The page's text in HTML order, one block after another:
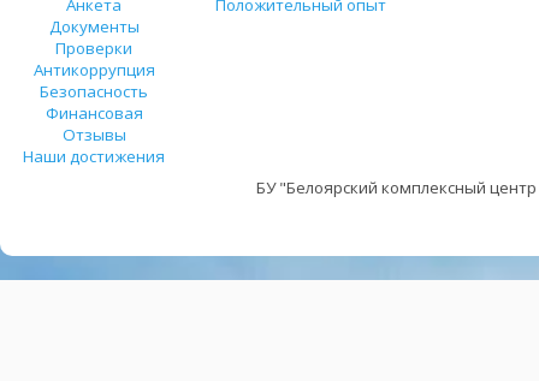
Анкета
Документы
Проверки
Антикоррупция
Безопасность
Финансовая
Отзывы
Наши достижения
Положительный опыт
БУ "Белоярский комплексный